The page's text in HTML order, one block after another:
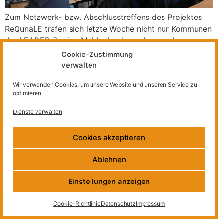
Cookie-Zustimmung
verwalten
Wir verwenden Cookies, um unsere Website und unseren Service zu
optimieren.
Dienste verwalten
Cookies akzeptieren
Ablehnen
Einstellungen anzeigen
Cookie-RichtlinieDatenschutzImpressum
Zum Netzwerk- bzw. Abschlusstreffens des Projektes
ReQunaLE trafen sich letzte Woche nicht nur Kommunen
der LEADER-Region Muldenland, sondern auch
Vertreterinnen aus benachbarten (und zum Teil auch
weiter entfernten) LEADER-Regionen. Zu Beginn haben
Rahmen der Gewässerunterhaltung und – entwicklung
besprochen und danach in Bennewitz nochmal das
Projekt Revue passieren lassen und einen Ausblick
Impressum Datenschutz Kontakt